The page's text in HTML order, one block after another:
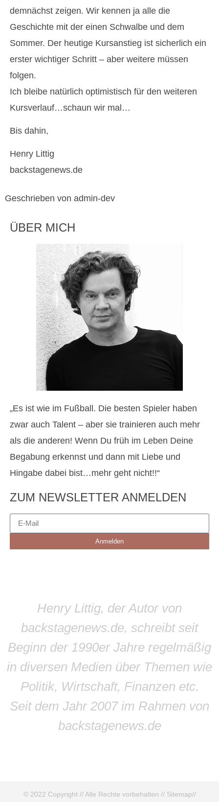
demnächst zeigen. Wir kennen ja alle die
Geschichte mit der einen Schwalbe und dem
Sommer. Der heutige Kursanstieg ist sicherlich ein
erster wichtiger Schritt – aber weitere müssen
folgen.
Ich bleibe natürlich optimistisch für den weiteren
Kursverlauf…schaun wir mal…
Bis dahin,
Henry Littig
backstagenews.de
Geschrieben von admin-dev
ÜBER MICH
„Es ist wie im Fußball. Die besten Spieler haben
zwar auch Talent – aber sie trainieren auch mehr
als die anderen! Wenn Du früh im Leben Deine
Begabung erkennst und dann mit Liebe und
Hingabe dabei bist…mehr geht nicht!!“
ZUM NEWSLETTER ANMELDEN
Anmelden
Henry Littig, der Autor von
backstagenews.de, schreibt seit
Beginn der 1990er Jahre regelmäßig
in diversen Medien über Themen wie
Politik, Wirtschaft, Finanzen etc.
Seit dem Jahr 2007 im Rahmen von
backstagenews.de
© 2022 Copyright // Alle Rechte vorbehalten // Sitemap//